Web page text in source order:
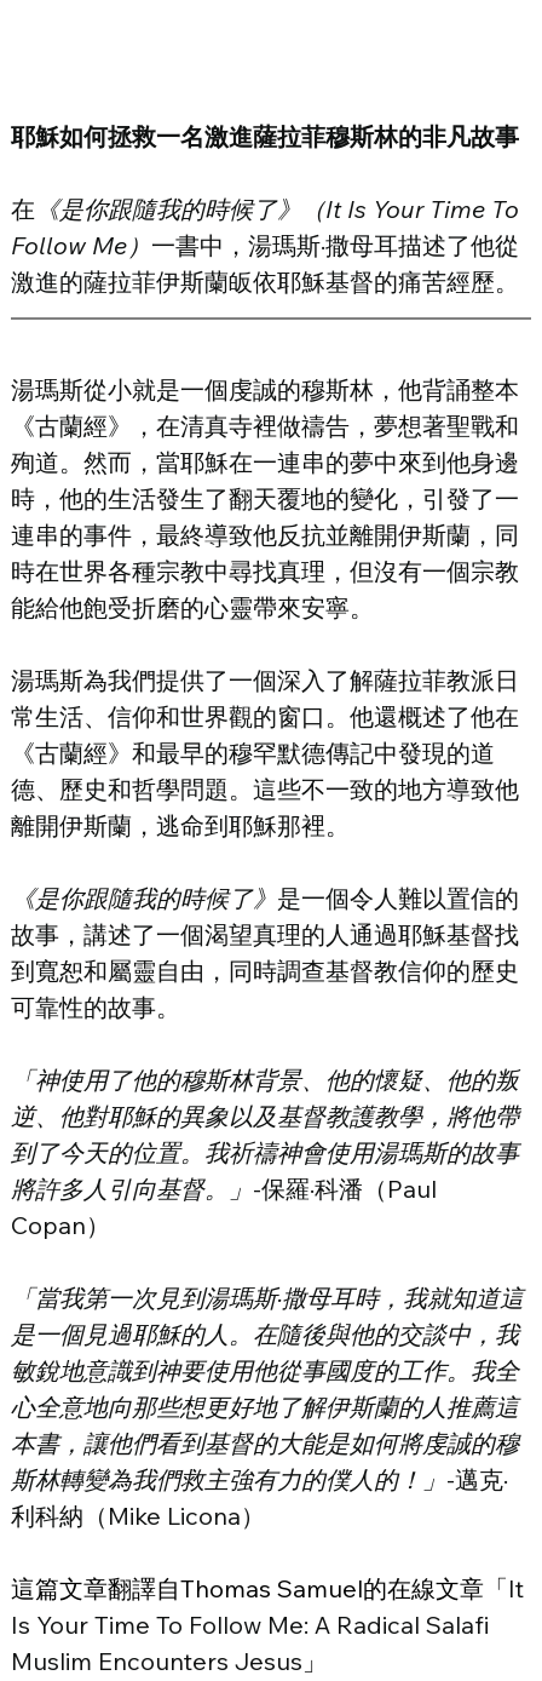
耶穌如何拯救一名激進薩拉菲穆斯林的非凡故事
在 《是你跟隨我的時候了》（It Is Your Time To
Follow Me） 一書中，湯瑪斯·撒母耳描述了他從
激進的薩拉菲伊斯蘭皈依耶穌基督的痛苦經歷。
湯瑪斯從小就是一個虔誠的穆斯林，他背誦整本
《古蘭經》，在清真寺裡做禱告，夢想著聖戰和
殉道。然而，當耶穌在一連串的夢中來到他身邊
時，他的生活發生了翻天覆地的變化，引發了一
連串的事件，最終導致他反抗並離開伊斯蘭，同
時在世界各種宗教中尋找真理，但沒有一個宗教
能給他飽受折磨的心靈帶來安寧。
湯瑪斯為我們提供了一個深入了解薩拉菲教派日
常生活、信仰和世界觀的窗口。他還概述了他在
《古蘭經》和最早的穆罕默德傳記中發現的道
德、歷史和哲學問題。這些不一致的地方導致他
離開伊斯蘭，逃命到耶穌那裡。
《是你跟隨我的時候了》 是一個令人難以置信的
故事，講述了一個渴望真理的人通過耶穌基督找
到寬恕和屬靈自由，同時調查基督教信仰的歷史
可靠性的故事。
「神使用了他的穆斯林背景、他的懷疑、他的叛
逆、他對耶穌的異象以及基督教護教學，將他帶
到了今天的位置。我祈禱神會使用湯瑪斯的故事
將許多人引向基督。」 -保羅·科潘（Paul
Copan）
「當我第一次見到湯瑪斯·撒母耳時，我就知道這
是一個見過耶穌的人。在隨後與他的交談中，我
敏銳地意識到神要使用他從事國度的工作。我全
心全意地向那些想更好地了解伊斯蘭的人推薦這
本書，讓他們看到基督的大能是如何將虔誠的穆
斯林轉變為我們救主強有力的僕人的！」 -邁克·
利科納（Mike Licona）
這篇文章翻譯自Thomas Samuel的在線文章「It
Is Your Time To Follow Me: A Radical Salafi
Muslim Encounters Jesus 」